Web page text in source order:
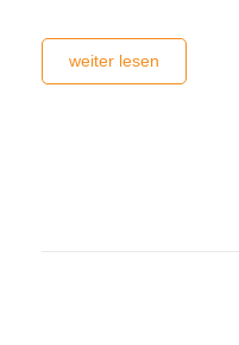
weiter lesen